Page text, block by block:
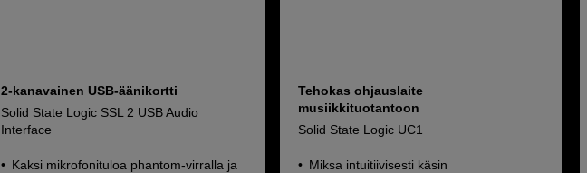
2-kanavainen USB-äänikortti
Solid State Logic SSL 2 USB Audio
Interface
Kaksi mikrofonituloa phantom-virralla ja
Tehokas ohjauslaite
musiikkituotantoon
Solid State Logic UC1
Miksa intuitiivisesti käsin